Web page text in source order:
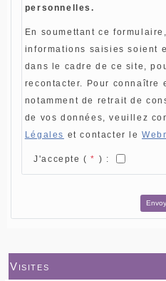
personnelles.
En soumettant ce
informations saisies soient
dans le cadre de ce site,
recontacter. Pour connaître
notamment de retrait de
de vos données, veuillez
Légales et contacter le
J'accepte ( * ) :
Visites